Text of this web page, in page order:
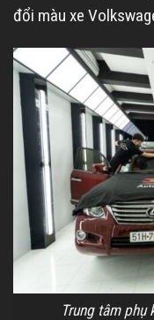
đổi màu xe
Trung tâm